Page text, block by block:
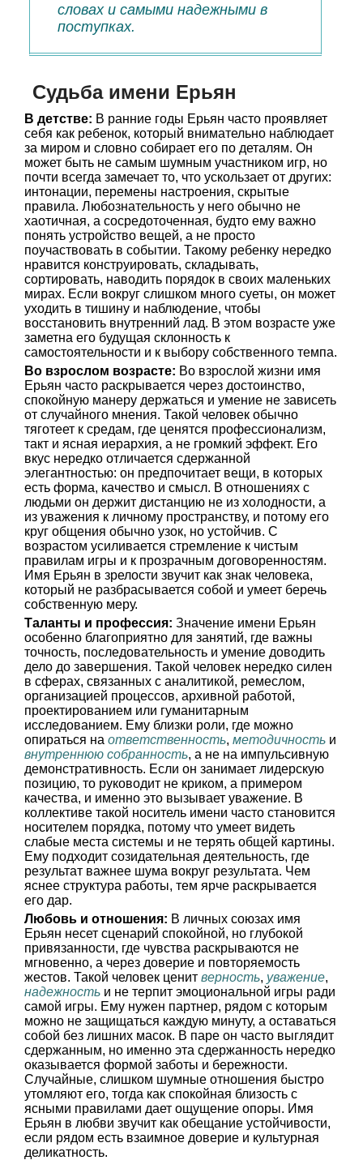
словах и самыми надежными в
поступках.
Судьба имени Ерьян
В детстве: В ранние годы Ерьян часто проявляет
себя как ребенок, который внимательно наблюдает
за миром и словно собирает его по деталям. Он
может быть не самым шумным участником игр, но
почти всегда замечает то, что ускользает от других:
интонации, перемены настроения, скрытые
правила. Любознательность у него обычно не
хаотичная, а сосредоточенная, будто ему важно
понять устройство вещей, а не просто
поучаствовать в событии. Такому ребенку нередко
нравится конструировать, складывать,
сортировать, наводить порядок в своих маленьких
мирах. Если вокруг слишком много суеты, он может
уходить в тишину и наблюдение, чтобы
восстановить внутренний лад. В этом возрасте уже
заметна его будущая склонность к
самостоятельности и к выбору собственного темпа.
Во взрослом возрасте: Во взрослой жизни имя
Ерьян часто раскрывается через достоинство,
спокойную манеру держаться и умение не зависеть
от случайного мнения. Такой человек обычно
тяготеет к средам, где ценятся профессионализм,
такт и ясная иерархия, а не громкий эффект. Его
вкус нередко отличается сдержанной
элегантностью: он предпочитает вещи, в которых
есть форма, качество и смысл. В отношениях с
людьми он держит дистанцию не из холодности, а
из уважения к личному пространству, и потому его
круг общения обычно узок, но устойчив. С
возрастом усиливается стремление к чистым
правилам игры и к прозрачным договоренностям.
Имя Ерьян в зрелости звучит как знак человека,
который не разбрасывается собой и умеет беречь
собственную меру.
Таланты и профессия: Значение имени Ерьян
особенно благоприятно для занятий, где важны
точность, последовательность и умение доводить
дело до завершения. Такой человек нередко силен
в сферах, связанных с аналитикой, ремеслом,
организацией процессов, архивной работой,
проектированием или гуманитарным
исследованием. Ему близки роли, где можно
опираться на ответственность, методичность и
внутреннюю собранность, а не на импульсивную
демонстративность. Если он занимает лидерскую
позицию, то руководит не криком, а примером
качества, и именно это вызывает уважение. В
коллективе такой носитель имени часто становится
носителем порядка, потому что умеет видеть
слабые места системы и не терять общей картины.
Ему подходит созидательная деятельность, где
результат важнее шума вокруг результата. Чем
яснее структура работы, тем ярче раскрывается
его дар.
Любовь и отношения: В личных союзах имя
Ерьян несет сценарий спокойной, но глубокой
привязанности, где чувства раскрываются не
мгновенно, а через доверие и повторяемость
жестов. Такой человек ценит верность, уважение,
надежность и не терпит эмоциональной игры ради
самой игры. Ему нужен партнер, рядом с которым
можно не защищаться каждую минуту, а оставаться
собой без лишних масок. В паре он часто выглядит
сдержанным, но именно эта сдержанность нередко
оказывается формой заботы и бережности.
Случайные, слишком шумные отношения быстро
утомляют его, тогда как спокойная близость с
ясными правилами дает ощущение опоры. Имя
Ерьян в любви звучит как обещание устойчивости,
если рядом есть взаимное доверие и культурная
деликатность.